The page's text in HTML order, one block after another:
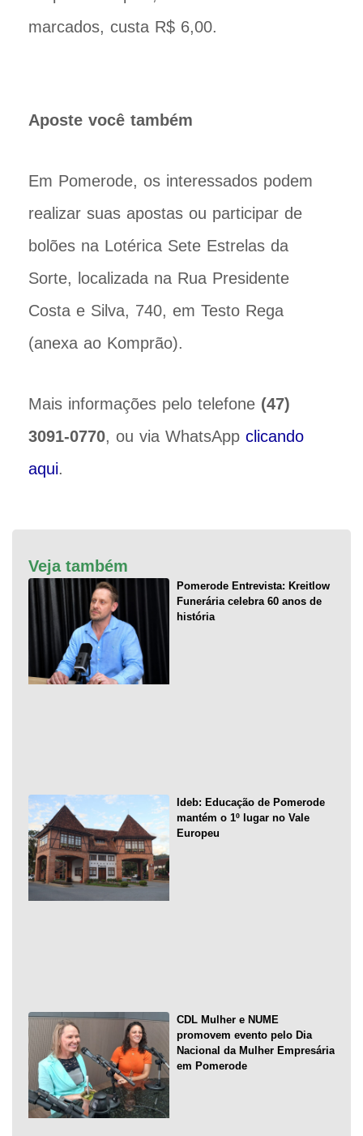
marcados, custa R$ 6,00.
Aposte você também
Em Pomerode, os interessados podem
realizar suas apostas ou participar de
bolões na Lotérica Sete Estrelas da
Sorte, localizada na Rua Presidente
Costa e Silva, 740, em Testo Rega
(anexa ao Komprão).
Mais informações pelo telefone (47)
3091-0770, ou via WhatsApp clicando
aqui.
Veja também
Pomerode Entrevista: Kreitlow
Funerária celebra 60 anos de
história
Ideb: Educação de Pomerode
mantém o 1º lugar no Vale
Europeu
CDL Mulher e NUME
promovem evento pelo Dia
Nacional da Mulher Empresária
em Pomerode